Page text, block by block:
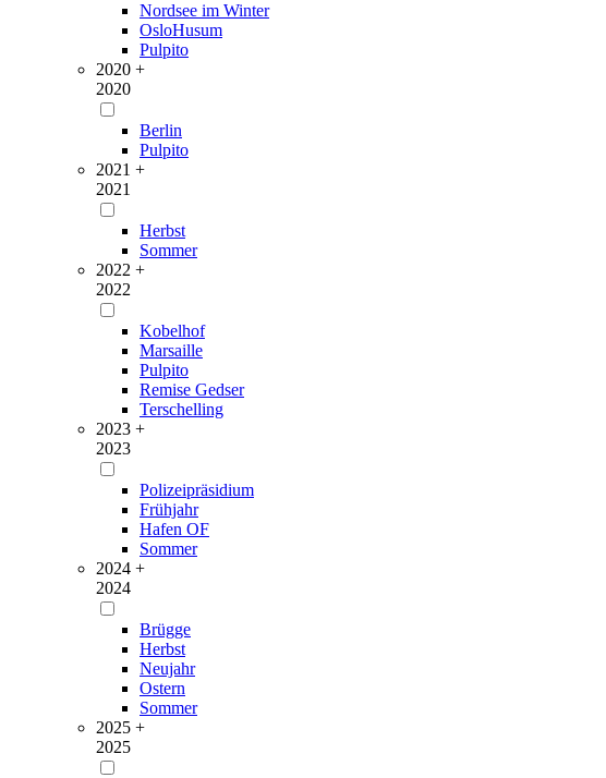
Nordsee im Winter
OsloHusum
Pulpito
2020 +
2020
Berlin
Pulpito
2021 +
2021
Herbst
Sommer
2022 +
2022
Kobelhof
Marsaille
Pulpito
Remise Gedser
Terschelling
2023 +
2023
Polizeipräsidium
Frühjahr
Hafen OF
Sommer
2024 +
2024
Brügge
Herbst
Neujahr
Ostern
Sommer
2025 +
2025